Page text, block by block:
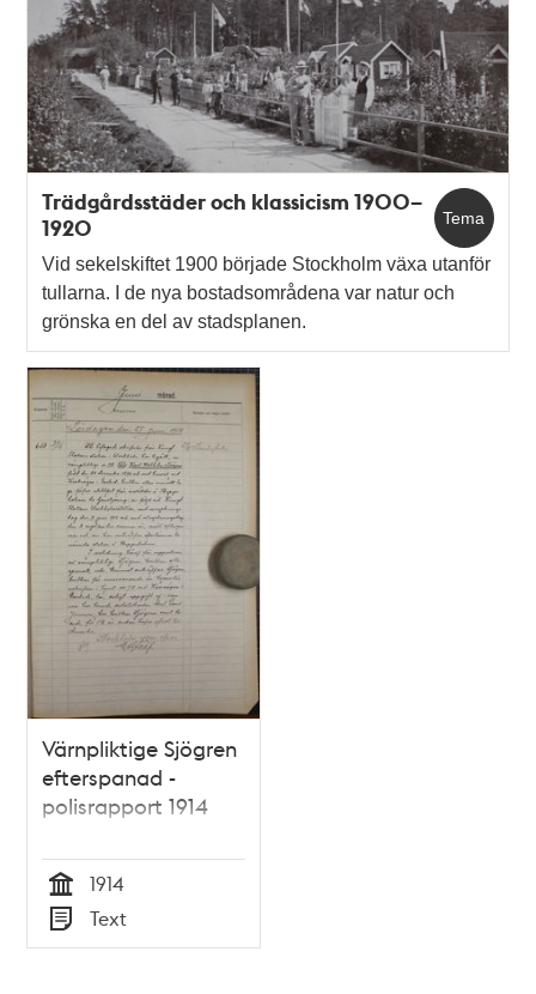
Tema
Trädgårdsstäder och klassicism 1900–
1920
Vid sekelskiftet 1900 började Stockholm växa utanför
tullarna. I de nya bostadsområdena var natur och
grönska en del av stadsplanen.
Värnpliktige Sjögren
efterspanad -
polisrapport 1914
Tid
1914
Typ
Text